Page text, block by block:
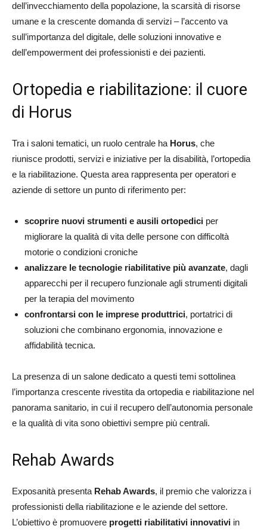
dell’invecchiamento della popolazione, la scarsità di risorse
umane e la crescente domanda di servizi – l’accento va
sull’importanza del digitale, delle soluzioni innovative e
dell’empowerment dei professionisti e dei pazienti.
Ortopedia e riabilitazione: il cuore
di Horus
Tra i saloni tematici, un ruolo centrale ha Horus, che
riunisce prodotti, servizi e iniziative per la disabilità, l’ortopedia
e la riabilitazione. Questa area rappresenta per operatori e
aziende di settore un punto di riferimento per:
scoprire nuovi strumenti e ausili ortopedici per
migliorare la qualità di vita delle persone con difficoltà
motorie o condizioni croniche
analizzare le tecnologie riabilitative più avanzate, dagli
apparecchi per il recupero funzionale agli strumenti digitali
per la terapia del movimento
confrontarsi con le imprese produttrici, portatrici di
soluzioni che combinano ergonomia, innovazione e
affidabilità tecnica.
La presenza di un salone dedicato a questi temi sottolinea
l’importanza crescente rivestita da ortopedia e riabilitazione nel
panorama sanitario, in cui il recupero dell’autonomia personale
e la qualità di vita sono obiettivi sempre più centrali.
Rehab Awards
Exposanità presenta Rehab Awards, il premio che valorizza i
professionisti della riabilitazione e le aziende del settore.
L’obiettivo è promuovere progetti riabilitativi innovativi in